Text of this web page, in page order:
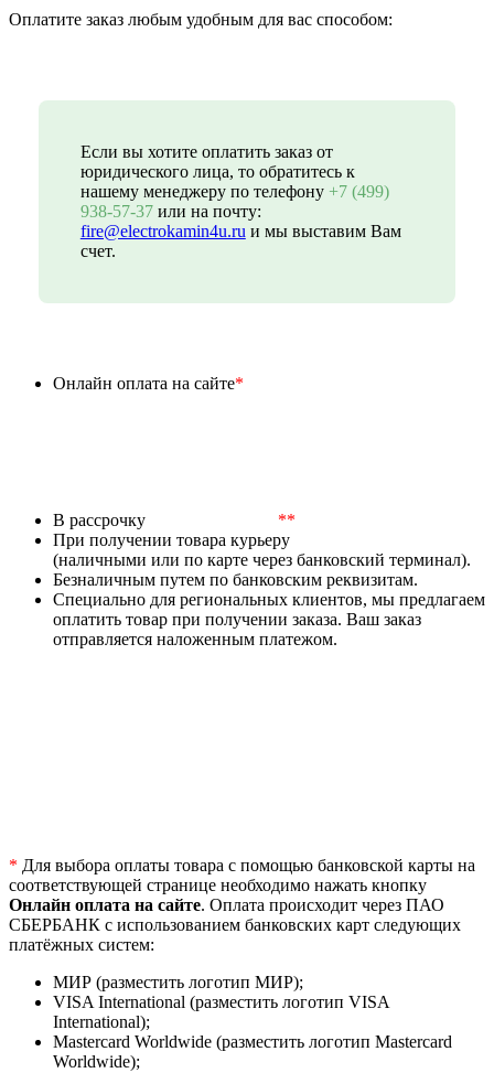
Оплатите заказ любым удобным для вас способом:
Если вы хотите оплатить заказ от
юридического лица, то обратитесь к
нашему менеджеру по телефону +7 (499)
938-57-37или на почту:
fire@electrokamin4u.ru и мы выставим Вам
счет.
Онлайн оплата на сайте*
В рассрочку
**
При получении товара курьеру
(наличными или по карте через банковский терминал).
Безналичным путем по банковским реквизитам.
Специально для региональных клиентов, мы предлагаем
оплатить товар при получении заказа. Ваш заказ
отправляется наложенным платежом.
* Для выбора оплаты товара с помощью банковской карты на
соответствующей странице необходимо нажать кнопку
Онлайн оплата на сайте. Оплата происходит через ПАО
СБЕРБАНК с использованием банковских карт следующих
платёжных систем:
МИР (разместить логотип МИР);
VISA International (разместить логотип VISA
International);
Mastercard Worldwide (разместить логотип Mastercard
Worldwide);